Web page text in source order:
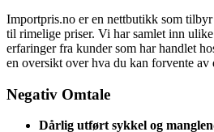
Importpris.no er en nettbutikk som
til rimelige priser. Vi har samlet inn
erfaringer fra kunder som har handlet
en oversikt over hva du kan forvente av
Negativ Omtale
Dårlig utført sykkel og